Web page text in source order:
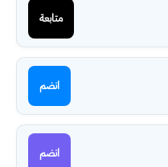
متابعة
انضم
انضم